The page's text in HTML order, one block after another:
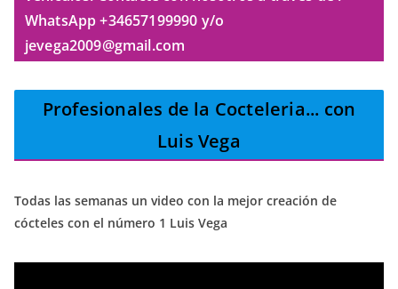
WhatsApp +34657199990 y/o
jevega2009@gmail.com
Profesionales de la Cocteleria... con
Luis Vega
Todas las semanas un video con la mejor creación de
cócteles con el número 1 Luis Vega